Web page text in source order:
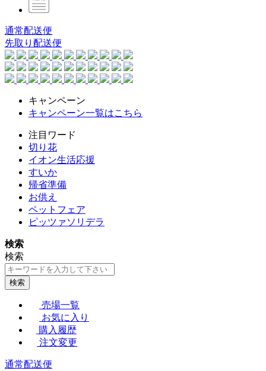
通常配送便
先取り配送便
キャンペーン
キャンペーン一覧はこちら
注目ワード
切り花
イオン生活応援
すいか
帰省準備
お供え
ペットフェア
ピッツァソリデラ
検索
検索
検索
売場一覧
お気に入り
購入履歴
注文変更
通常配送便